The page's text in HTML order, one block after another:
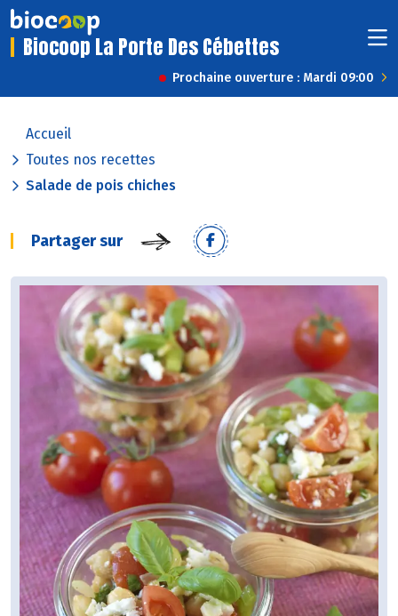
Biocoop La Porte Des Cébettes
Prochaine ouverture : Mardi 09:00
Accueil
Toutes nos recettes
Salade de pois chiches
Partager sur